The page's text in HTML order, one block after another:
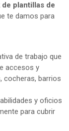
de plantillas de
te damos para
de trabajo que
accesos y
cocheras, barrios
y oficios
para cubrir